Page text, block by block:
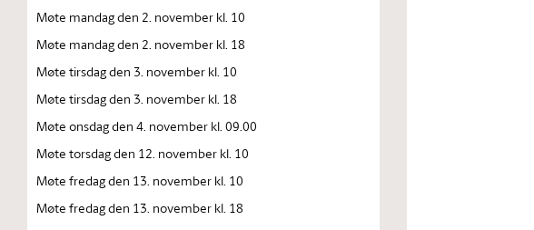
Møte mandag den 2. november kl. 10
Møte mandag den 2. november kl. 18
Møte tirsdag den 3. november kl. 10
Møte tirsdag den 3. november kl. 18
Møte onsdag den 4. november kl. 09.00
Møte torsdag den 12. november kl. 10
Møte fredag den 13. november kl. 10
Møte fredag den 13. november kl. 18